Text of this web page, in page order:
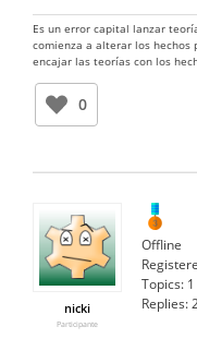
Es un error capital lanzar
comienza a alterar los hechos
encajar las teorías con los
0
nicki
Participante
Offline
Topics: 1
Replies: